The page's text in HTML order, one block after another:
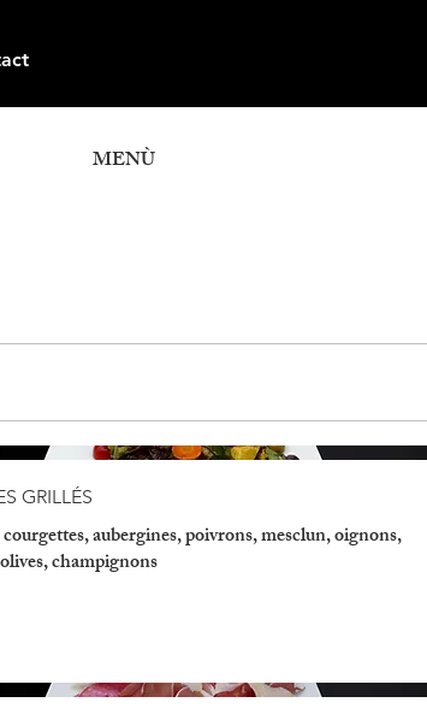
MENÙ
GRILLÉS
aubergines, poivrons, mesclun, oignons,
champignons